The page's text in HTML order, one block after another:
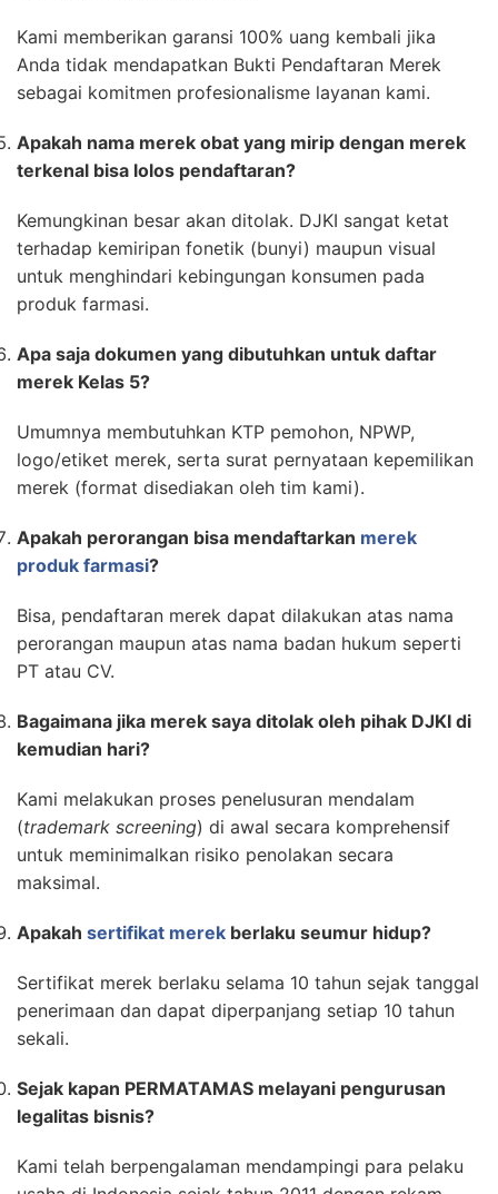
Kami memberikan garansi 100% uang kembali jika
Anda tidak mendapatkan Bukti Pendaftaran Merek
sebagai komitmen profesionalisme layanan kami.
Apakah nama merek obat yang mirip dengan merek
terkenal bisa lolos pendaftaran?
Kemungkinan besar akan ditolak. DJKI sangat ketat
terhadap kemiripan fonetik (bunyi) maupun visual
untuk menghindari kebingungan konsumen pada
produk farmasi.
Apa saja dokumen yang dibutuhkan untuk daftar
merek Kelas 5?
Umumnya membutuhkan KTP pemohon, NPWP,
logo/etiket merek, serta surat pernyataan kepemilikan
merek (format disediakan oleh tim kami).
Apakah perorangan bisa mendaftarkan merek
produk farmasi?
Bisa, pendaftaran merek dapat dilakukan atas nama
perorangan maupun atas nama badan hukum seperti
PT atau CV.
Bagaimana jika merek saya ditolak oleh pihak DJKI di
kemudian hari?
Kami melakukan proses penelusuran mendalam
(trademark screening) di awal secara komprehensif
untuk meminimalkan risiko penolakan secara
maksimal.
Apakah sertifikat merek berlaku seumur hidup?
Sertifikat merek berlaku selama 10 tahun sejak tanggal
penerimaan dan dapat diperpanjang setiap 10 tahun
sekali.
Sejak kapan PERMATAMAS melayani pengurusan
legalitas bisnis?
Kami telah berpengalaman mendampingi para pelaku